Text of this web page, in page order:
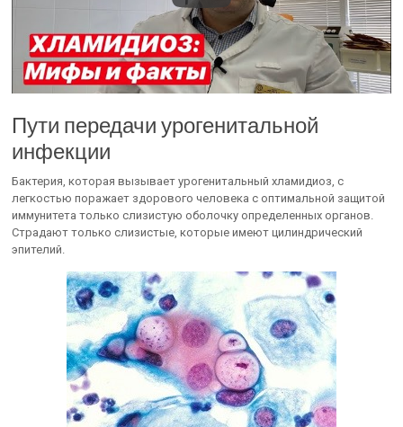
Пути передачи урогенитальной
инфекции
Бактерия, которая вызывает урогенитальный хламидиоз, с
легкостью поражает здорового человека с оптимальной защитой
иммунитета только слизистую оболочку определенных органов.
Страдают только слизистые, которые имеют цилиндрический
эпителий.